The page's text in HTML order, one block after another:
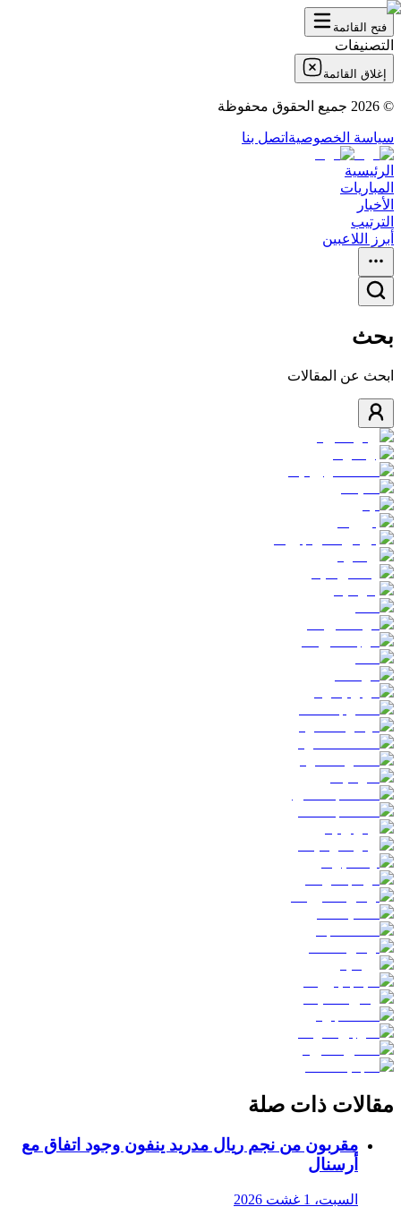
فتح القائمة
التصنيفات
إغلاق القائمة
©
2026 جميع الحقوق محفوظة
سياسة الخصوصية اتصل بنا
الرئيسية
المباريات
الأخبار
الترتيب
أبرز اللاعبين
بحث
ابحث عن المقالات
مقالات ذات صلة
مقربون من نجم ريال مدريد ينفون وجود اتفاق مع
أرسنال
السبت، 1 غشت 2026